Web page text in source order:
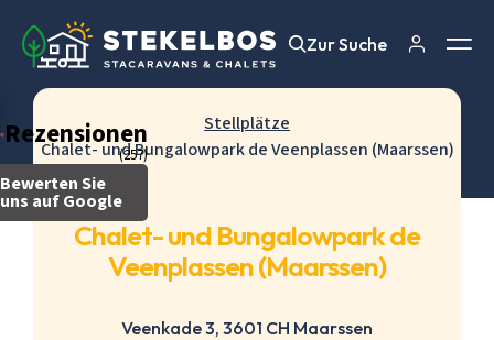
Rezensionen
(257)
Bewerten Sie
uns auf Google
Zur Suche
Zur Suche
Stellplätze
Chalet- und Bungalowpark de Veenplassen (Maarssen)
Chalet- und Bungalowpark de
Veenplassen (Maarssen)
Veenkade 3, 3601 CH Maarssen